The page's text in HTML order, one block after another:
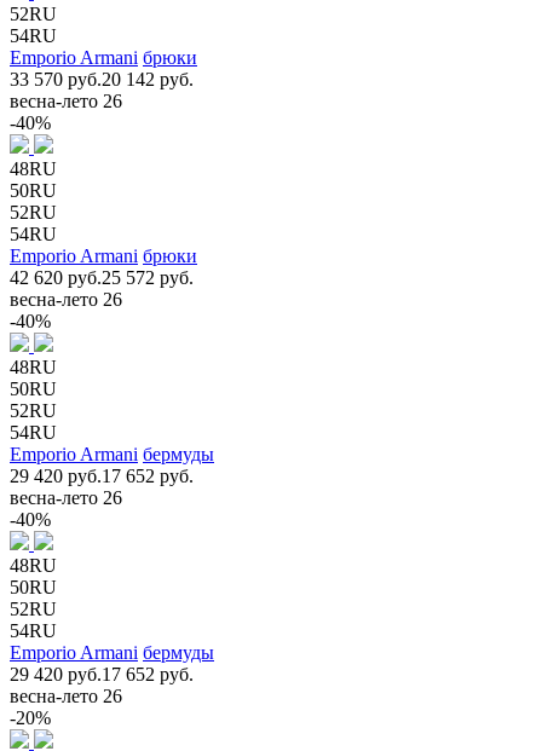
52RU
54RU
Emporio Armani брюки
33 570 руб.20 142 руб.
весна-лето 26
-40%
48RU
50RU
52RU
54RU
Emporio Armani брюки
42 620 руб.25 572 руб.
весна-лето 26
-40%
48RU
50RU
52RU
54RU
Emporio Armani бермуды
29 420 руб.17 652 руб.
весна-лето 26
-40%
48RU
50RU
52RU
54RU
Emporio Armani бермуды
29 420 руб.17 652 руб.
весна-лето 26
-20%